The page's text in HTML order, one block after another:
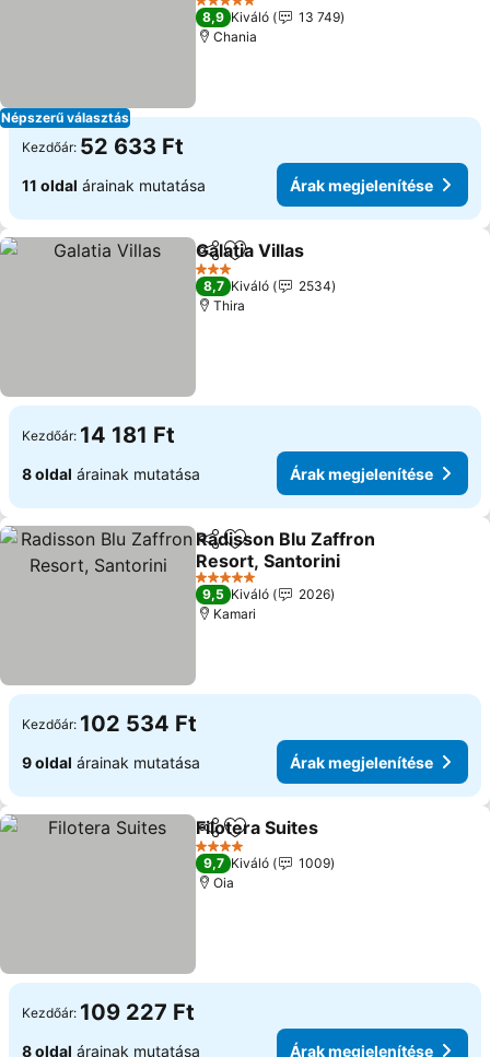
Népszerű választás
5 Kategória
8,9 Kiváló
13 749
Chania
Kezdőár: 52 633 Ft
11 oldal árainak mutatása Árak megjelenítése
Megosztás
Hozzáadás a kedvencekhez
Galatia Villas
3 Kategória
8,7 Kiváló
2534
Thira
Kezdőár: 14 181 Ft
8 oldal árainak mutatása Árak megjelenítése
MegosztásHozzáadás a kedvencekhez
Radisson Blu Zaffron
Resort, Santorini
5 Kategória
9,5 Kiváló
2026
Kamari
Kezdőár: 102 534 Ft
9 oldal árainak mutatása Árak megjelenítése
Megosztás
Hozzáadás a kedvencekhez
Filotera Suites
4 Kategória
9,7 Kiváló
1009
Oia
Kezdőár: 109 227 Ft
8 oldal árainak mutatása Árak megjelenítése